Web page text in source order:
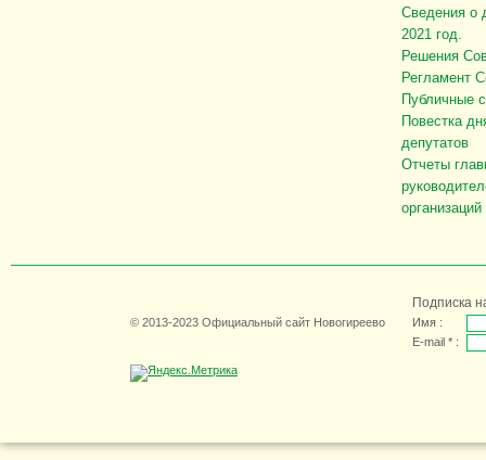
Сведения о
2021 год.
Решения
Регламент
Публичные
Повестка
депутатов
Отчеты
организаций
© 2013-2023 Официальный сайт Новогиреево
Подписка
Имя :
E-mail * :